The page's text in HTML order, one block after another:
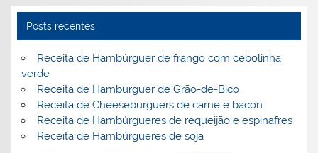
o
k
l
Posts recentes
Receita de Hambúrguer de frango com cebolinha
verde
Receita de Hamburguer de Grão-de-Bico
Receita de Cheeseburguers de carne e bacon
Receita de Hambúrgueres de requeijão e espinafres
Receita de Hambúrgueres de soja